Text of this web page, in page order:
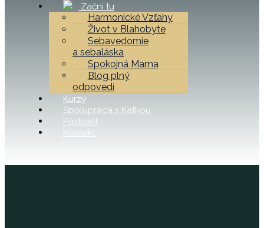
Začni tu
Harmonické Vzťahy
Život v Blahobyte
Sebavedomie
a sebaláska
Spokojná Mama
Blog plný
odpovedí
Kurzy
Spolupráca s Katkou
Podcast
Kontakt